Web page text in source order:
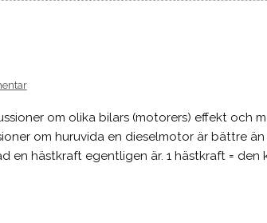
om olika bilars (motorers) effekt och
om huruvida en dieselmotor är bättre än
en hästkraft egentligen är. 1 hästkraft = den